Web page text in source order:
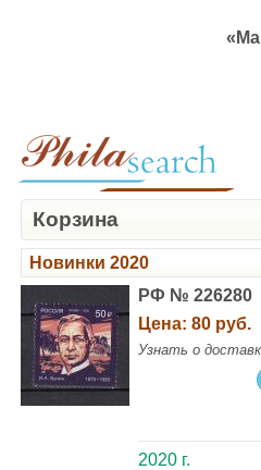
Корзина
Новинки 2020
РФ № 226280
Цена: 80 руб.
Узнать о
2020 г.